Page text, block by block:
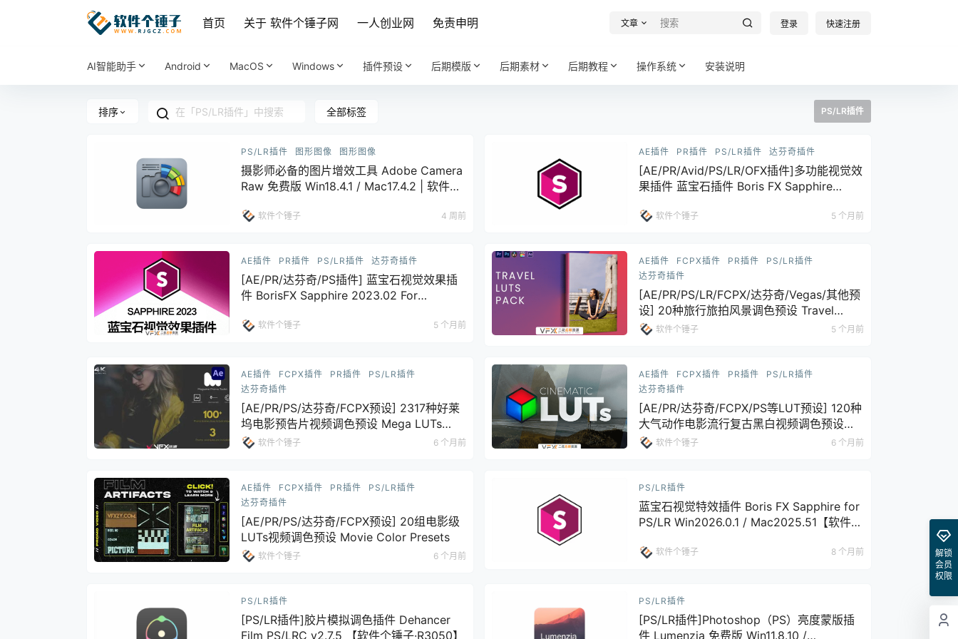
首页 关于 软件个锤子网 一人创业网 免责申明 文章 登录 快速注册
AI智能助手 Android MacOS Windows 插件预设 后期模版 后期素材 后期教程 操作系统 安装说明
排序 全部标签 PS/LR插件
PS/LR插件 图形图像 图形图像
摄影师必备的图片增效工具 Adobe Camera
Raw 免费版 Win18.4.1 / Mac17.4.2 | 软件个
软件个锤子 4 周前
AE插件 PR插件 PS/LR插件 达芬奇插件
[AE/PR/Avid/PS/LR/OFX插件]多功能视觉效
果插件 蓝宝石插件 Boris FX Sapphire
个锤子·R2260】
软件个锤子 5 个月前
AE插件 PR插件 PS/LR插件 达芬奇插件
[AE/PR/达芬奇/PS插件] 蓝宝石视觉效果插
件 BorisFX Sapphire 2023.02 For
软件个锤子 5 个月前
AE插件 FCPX插件 PR插件
PS/LR插件
达芬奇插件
[AE/PR/PS/LR/FCPX/达芬奇/Vegas/其他预
设] 20种旅行旅拍风景调色预设 Travel
LUTs Pack
软件个锤子 5 个月前
AE插件 FCPX插件 PR插件
PS/LR插件
达芬奇插件
[AE/PR/PS/达芬奇/FCPX预设] 2317种好莱
坞电影预告片视频调色预设 Mega LUTs
Bundle 含509个转场
软件个锤子 6 个月前
AE插件 FCPX插件 PR插件
PS/LR插件
达芬奇插件
[AE/PR/达芬奇/FCPX/PS等LUT预设] 120种
大气动作电影流行复古黑白视频调色预设
Cinematic LUTs
软件个锤子 6 个月前
AE插件 FCPX插件 PR插件
PS/LR插件
达芬奇插件
[AE/PR/PS/达芬奇/FCPX预设] 20组电影级
LUTs视频调色预设 Movie Color Presets
软件个锤子 6 个月前
PS/LR插件
蓝宝石视觉特效插件 Boris FX Sapphire for
PS/LR Win2026.0.1 / Mac2025.51【软件个
软件个锤子 8 个月前
PS/LR插件
[PS/LR插件]胶片模拟调色插件 Dehancer
Film PS/LRC v2.7.5 【软件个锤子·R3050】
PS/LR插件
[PS/LR插件]Photoshop（PS）亮度蒙版插
件 Lumenzia 免费版 Win11.8.10 /
解锁
会员
权限